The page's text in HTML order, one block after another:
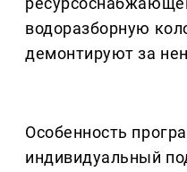
водоразборную
демонтируют за
Особенность
индивидуальный